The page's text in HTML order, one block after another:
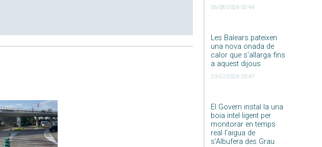
06/08/2026 02:44
Les Balears pateixen
una nova onada de
calor que s’allarga fins
a aquest dijous
20/07/2026 03:47
El Govern instal·la una
boia intel·ligent per
monitorar en temps
real l’aigua de
s’Albufera des Grau